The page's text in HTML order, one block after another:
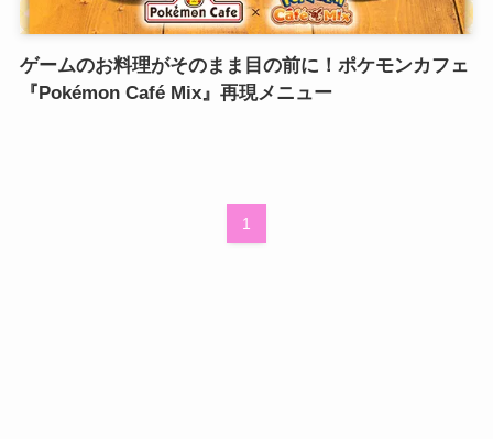
ゲームのお料理がそのまま目の前に！ポケモンカフェ
『Pokémon Café Mix』再現メニュー
1